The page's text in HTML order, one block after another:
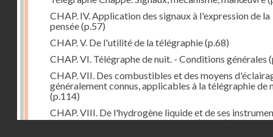
CHAP. IV. Application des signaux à l'expression de la
pensée(p.57)
CHAP. V. De l'utilité de la télégraphie(p.68)
CHAP. VI. Télégraphe de nuit. - Conditions générales
CHAP. VII. Des combustibles et des moyens
généralement connus, applicables à la télégraphie de
(p.114)
CHAP. VIII. De l'hydrogène liquide et de ses
d'emploi dans la télégraphie de nuit(p.142)